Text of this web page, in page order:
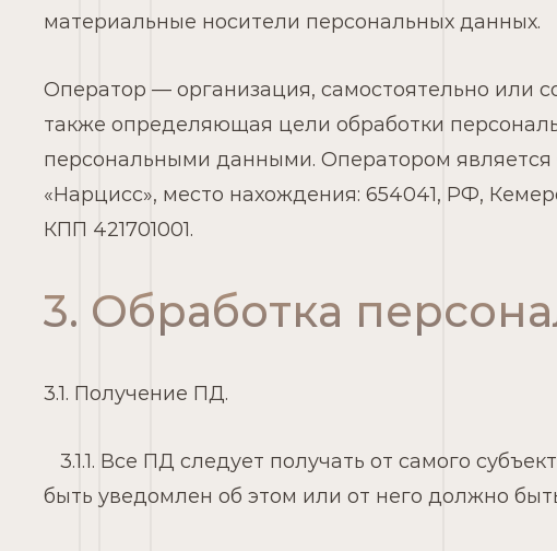
материальные носители персональных данных.
Оператор — организация, самостоятельно или
также определяющая цели обработки
персональными данными. Оператором
«Нарцисс», место нахождения: 654041, РФ,
КПП 421701001.
3. Обработка
3.1. Получение ПД.
3.1.1. Все ПД следует получать от самого
быть уведомлен об этом или от него должно